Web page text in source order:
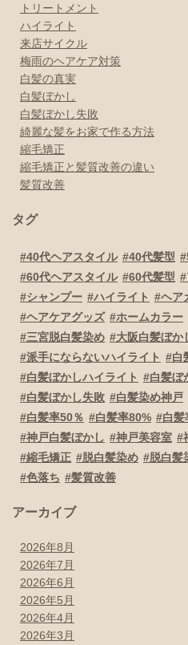
トリートメント
ハイライト
来店サイクル
梅雨のヘアケア対策
白髪の真実
白髪ぼかし
白髪ぼかし失敗
綺麗な髪をお家で作る方法
縮毛矯正
縮毛矯正と髪質改善の違い
髪質改善
タグ
40代ヘアスタイル 40代髪型
60代ヘアスタイル
60代髪型
シャンプー
ハイライト ヘア
ヘアケアグッズ
ホームカラー
三宮脱白髪染め
大阪白髪ぼか
派手にならないハイライト
白
白髪ぼかしハイライト
白髪ぼ
白髪ぼかし失敗
白髪染め神戸
白髪率50％
白髪率80% 白髪
神戸白髪ぼかし
神戸美容室
縮毛矯正
脱白髪染め 脱白髪
色落ち
髪質改善
アーカイブ
2026年8月
2026年7月
2026年6月
2026年5月
2026年4月
2026年3月